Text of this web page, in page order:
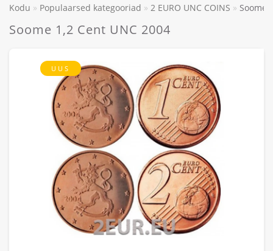
Kodu Populaarsed kategooriad 2 EURO UNC COINS Soome
Soome 1,2 Cent UNC 2004
UUS